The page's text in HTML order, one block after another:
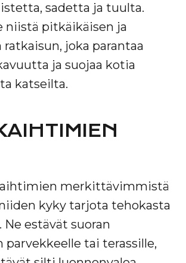
sadetta ja tuulta.
niistä pitkäikäisen ja
joka parantaa
ja suojaa kotia
katseilta.
merkittävimmistä
kyky tarjota tehokasta
Ne estävät suoran
parvekkeelle tai terassille,